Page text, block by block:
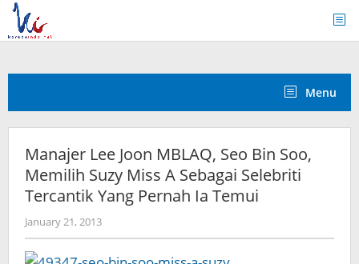
Skip
content
Menu
Manajer Lee Joon MBLAQ, Seo Bin Soo,
Memilih Suzy Miss A Sebagai Selebriti
Tercantik Yang Pernah Ia Temui
January 21, 2013by
Koreanindo